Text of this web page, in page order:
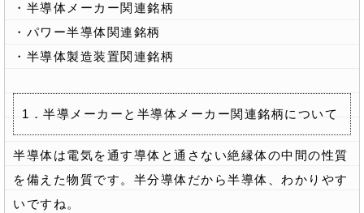
・半導体メーカー関連銘柄
・パワー半導体関連銘柄
・半導体製造装置関連銘柄
1．半導メーカーと半導体メーカー関連銘柄について
半導体は電気を通す導体と通さない絶縁体の中間の性質
を備えた物質です。半分導体だから半導体、わかりやす
いですね。